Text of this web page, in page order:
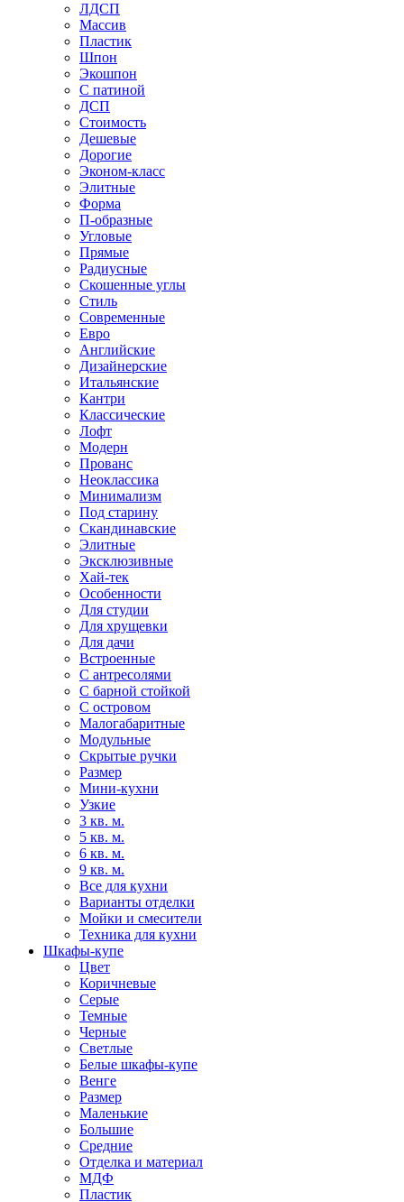
ЛДСП
Массив
Пластик
Шпон
Экошпон
С патиной
ДСП
Стоимость
Дешевые
Дорогие
Эконом-класс
Элитные
Форма
П-образные
Угловые
Прямые
Радиусные
Скошенные углы
Стиль
Современные
Евро
Английские
Дизайнерские
Итальянские
Кантри
Классические
Лофт
Модерн
Прованс
Неоклассика
Минимализм
Под старину
Скандинавские
Элитные
Эксклюзивные
Хай-тек
Особенности
Для студии
Для хрущевки
Для дачи
Встроенные
С антресолями
С барной стойкой
С островом
Малогабаритные
Модульные
Скрытые ручки
Размер
Мини-кухни
Узкие
3 кв. м.
5 кв. м.
6 кв. м.
9 кв. м.
Все для кухни
Варианты отделки
Мойки и смесители
Техника для кухни
Шкафы-купе
Цвет
Коричневые
Серые
Темные
Черные
Светлые
Белые шкафы-купе
Венге
Размер
Маленькие
Большие
Средние
Отделка и материал
МДФ
Пластик